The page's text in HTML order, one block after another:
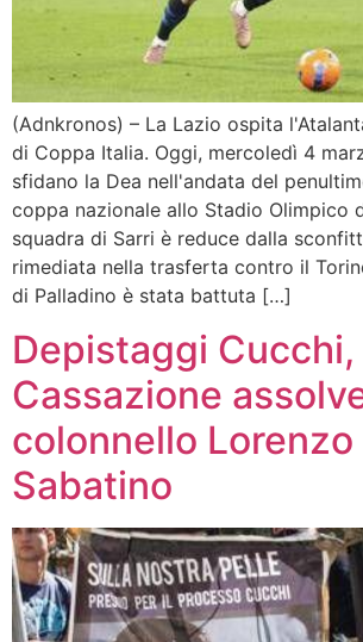
(Adnkronos) – La Lazio ospita
di Coppa Italia. Oggi, mercoledì 4
sfidano la Dea nell'andata del
coppa nazionale allo Stadio Olimpico
squadra di Sarri è reduce dalla
rimediata nella trasferta contro il
di Palladino è stata battuta […]
Depistaggi Cucchi,
Cassazione
colonnello Lorenzo
Sabatino